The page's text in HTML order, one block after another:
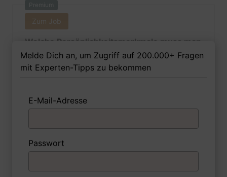
Premium
Zum Job
Welche Persönlichkeitsmerkmale muss man
als Gebäudereinigermeisterin Ihrer Meinung
nach besitzen, um in dem Job erfolgreich zu
sein?
1 FoxTipp Antwort schreiben Audio aufnehmen
Melde Dich an, um Zugriff auf 200.000+ Fragen
mit Experten-Tipps zu bekommen
E-Mail-Adresse
Passwort